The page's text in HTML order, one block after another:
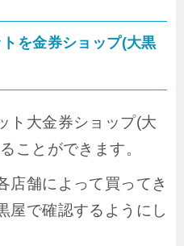
を金券ショップ(大黒
ト大金券ショップ(大
ことができます。
店舗によって買ってき
屋で確認するようにし